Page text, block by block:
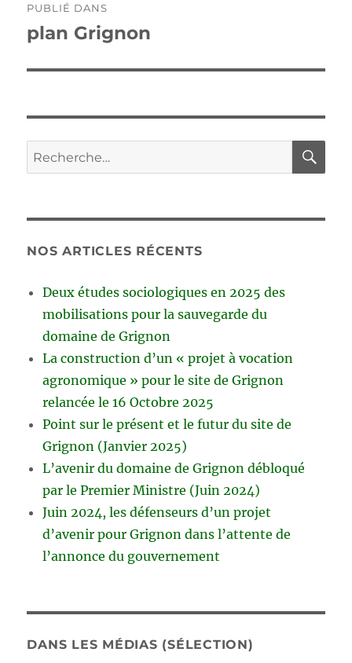
de
PUBLIÉ DANS
plan Grignon
Recherche
pour :
NOS ARTICLES RÉCENTS
Deux études sociologiques en 2025 des
mobilisations pour la sauvegarde du
domaine de Grignon
La construction d’un « projet à vocation
agronomique » pour le site de Grignon
relancée le 16 Octobre 2025
Point sur le présent et le futur du site de
Grignon (Janvier 2025)
L’avenir du domaine de Grignon débloqué
par le Premier Ministre (Juin 2024)
Juin 2024, les défenseurs d’un projet
d’avenir pour Grignon dans l’attente de
l’annonce du gouvernement
DANS LES MÉDIAS (SÉLECTION)